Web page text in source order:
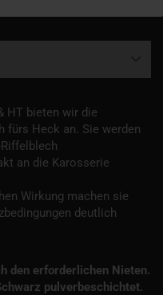
HT bieten wir die
fürs Heck an. Sie werden
an die Karosserie
Wirkung machen sie
deutlich
den erforderlichen Nieten.
pulverbeschichtet.